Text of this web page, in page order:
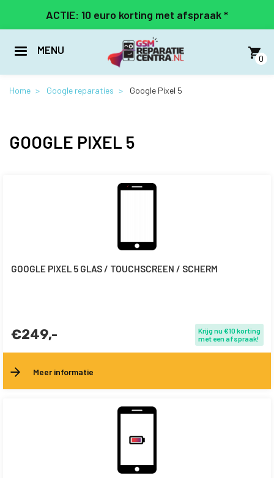
naar
inhoud
ACTIE: 10 euro korting met afspraak *
MENU
0
Home Google reparaties Google Pixel 5
GOOGLE PIXEL 5
GOOGLE PIXEL 5 GLAS / TOUCHSCREEN / SCHERM
€249,-
Krijg nu €10 korting
met een afspraak!
Meer informatie